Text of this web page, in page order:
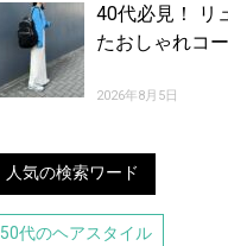
40代必見！ リ
たおしゃれコ
2026年8月5日
人気の検索ワード
50代のヘアスタイル